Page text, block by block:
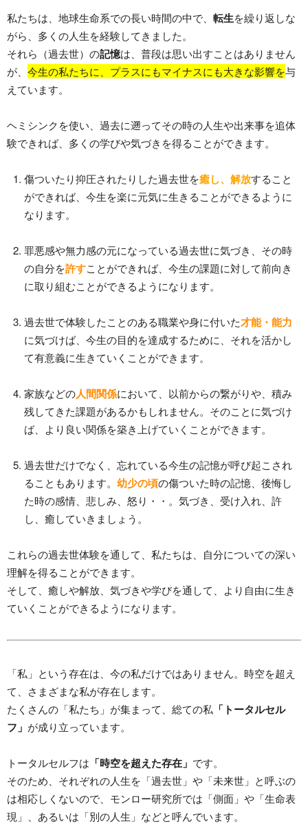
私たちは、地球生命系での長い時間の中で、 転生を繰り返しな
がら、多くの人生を経験してきました。
それら（過去世）の記憶は、普段は思い出すことはありません
が、 今生の私たちに、プラスにもマイナスにも大きな影響を与
えています。
ヘミシンクを使い、過去に遡ってその時の人生や出来事を追体
験できれば、多くの学びや気づきを得ることができます。
傷ついたり抑圧されたりした過去世を癒し、解放すること
ができれば、今生を楽に元気に生きることができるように
なります。
罪悪感や無力感の元になっている過去世に気づき、その時
の自分を許すことができれば、今生の課題に対して前向き
に取り組むことができるようになります。
過去世で体験したことのある職業や身に付いた才能・能力
に気づけば、今生の目的を達成するために、それを活かし
て有意義に生きていくことができます。
家族などの人間関係において、以前からの繋がりや、積み
残してきた課題があるかもしれません。そのことに気づけ
ば、より良い関係を築き上げていくことができます。
過去世だけでなく、忘れている今生の記憶が呼び起こされ
ることもあります。 幼少の頃の傷ついた時の記憶、後悔し
た時の感情、悲しみ、怒り・・。気づき、受け入れ、許
し、癒していきましょう。
これらの過去世体験を通して、私たちは、自分についての深い
理解を得ることができます。
そして、癒しや解放、気づきや学びを通して、より自由に生き
ていくことができるようになります。
「私」という存在は、今の私だけではありません。時空を超え
て、さまざまな私が存在します。
たくさんの「私たち」が集まって、総ての私 「トータルセル
フ」 が成り立っています。
トータルセルフは 「時空を超えた存在」 です。
そのため、それぞれの人生を「過去世」や「未来世」と呼ぶの
は相応しくないので、モンロー研究所では「側面」や「生命表
現」、あるいは「別の人生」などと呼んでいます。